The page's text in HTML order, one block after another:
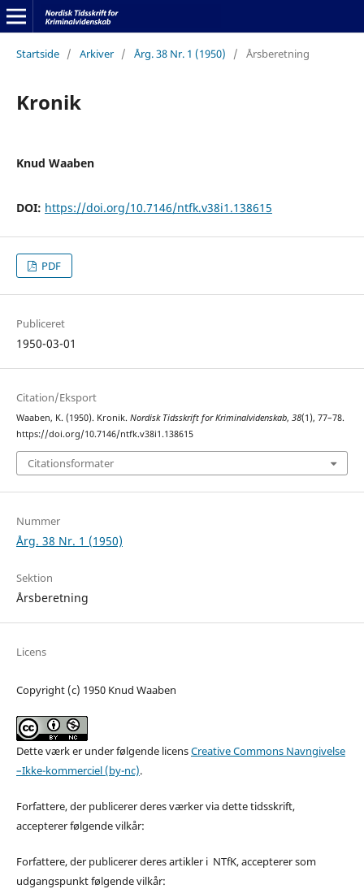
Startside / Arkiver / Årg. 38 Nr. 1 (1950) / Årsberetning
Kronik
Knud Waaben
DOI: https://doi.org/10.7146/ntfk.v38i1.138615
PDF
Publiceret
1950-03-01
Citation/Eksport
Waaben, K. (1950). Kronik. Nordisk Tidsskrift for Kriminalvidenskab, 38(1), 77–78.
https://doi.org/10.7146/ntfk.v38i1.138615
Citationsformater
Nummer
Årg. 38 Nr. 1 (1950)
Sektion
Årsberetning
Licens
Copyright (c) 1950 Knud Waaben
Dette værk er under følgende licensCreative Commons Navngivelse
–Ikke-kommerciel (by-nc).
Forfattere, der publicerer deres værker via dette tidsskrift,
accepterer følgende vilkår:
Forfattere, der publicerer deres artikler i NTfK, accepterer som
udgangspunkt følgende vilkår: